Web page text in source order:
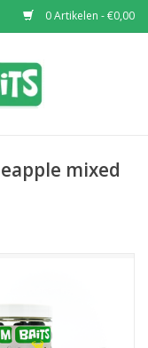
0 Artikelen - €0,00
mixed